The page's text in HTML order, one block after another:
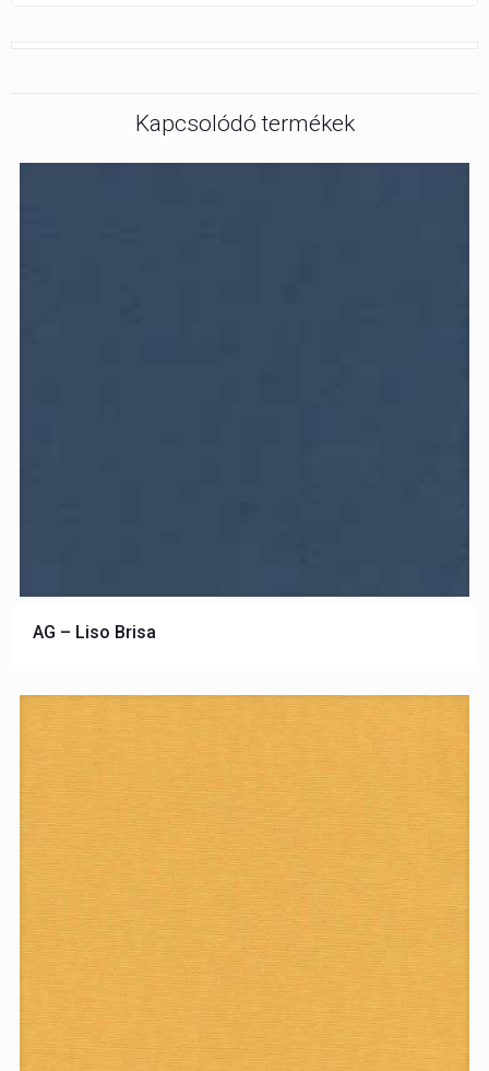
Kapcsolódó termékek
AG – Liso Brisa